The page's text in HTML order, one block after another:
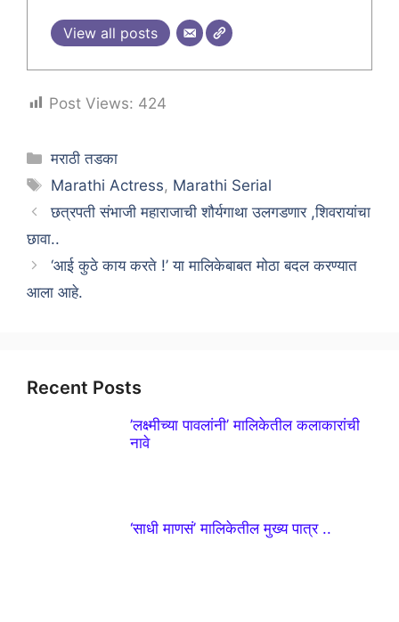
View all posts
Post Views: 424
Categories
मराठी तडका
Tags
Marathi Actress, Marathi Serial
छत्रपती संभाजी महाराजाची शौर्यगाथा उलगडणार ,शिवरायांचा
छावा..
‘आई कुठे काय करते !’ या मालिकेबाबत मोठा बदल करण्यात
आला आहे.
Recent Posts
’लक्ष्मीच्या पावलांनी’ मालिकेतील कलाकारांची
नावे
‘साधी माणसं’ मालिकेतील मुख्य पात्र ..